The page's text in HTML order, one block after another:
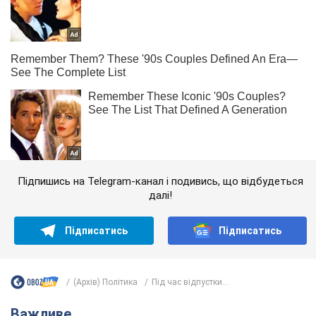
Підпишись на Telegram-канал і подивись, що відбудеться
далі!
Підписатись Підписатись
(Архів) Політика Під час відпустки...